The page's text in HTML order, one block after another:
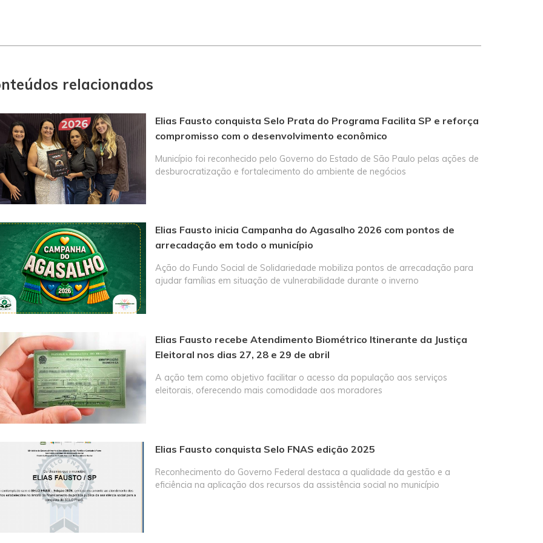
relacionados
Elias Fausto conquista Selo Prata do Programa Facilita SP e reforça
compromisso com o desenvolvimento econômico
Município foi reconhecido pelo Governo do Estado de São Paulo pelas ações de
desburocratização e fortalecimento do ambiente de negócios
Elias Fausto inicia Campanha do Agasalho 2026 com pontos de
arrecadação em todo o município
Ação do Fundo Social de Solidariedade mobiliza pontos de arrecadação para
ajudar famílias em situação de vulnerabilidade durante o inverno
Elias Fausto recebe Atendimento Biométrico Itinerante da Justiça
Eleitoral nos dias 27, 28 e 29 de abril
A ação tem como objetivo facilitar o acesso da população aos serviços
eleitorais, oferecendo mais comodidade aos moradores
Elias Fausto conquista Selo FNAS edição 2025
Reconhecimento do Governo Federal destaca a qualidade da gestão e a
eficiência na aplicação dos recursos da assistência social no município